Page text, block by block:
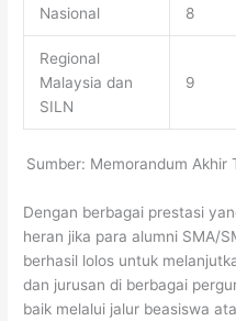
Nasional 8
Regional
Malaysia dan
SILN
9
Sumber: Memorandum Akhir
Dengan berbagai prestasi
heran jika para alumni SMA/
berhasil lolos untuk
dan jurusan di berbagai
baik melalui jalur beasiswa